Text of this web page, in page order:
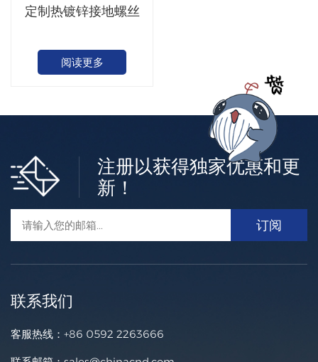
定制热镀锌接地螺丝
阅读更多
注册以获得独家优惠和更
新！
联系我们
客服热线： +86 0592 2263666